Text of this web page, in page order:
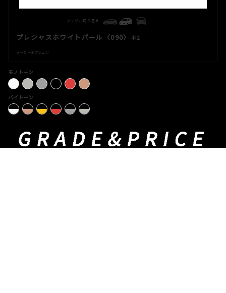
プレシャスホワイトパール〈090〉 ＊2
メーカーオプション
アングル切り替え
モノトーン
バイトーン